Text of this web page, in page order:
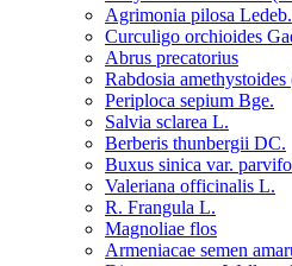
Agrimonia pilosa Ledeb.
Curculigo orchioides
Abrus precatorius
Rabdosia
Periploca sepium Bge.
Salvia sclarea L.
Berberis thunbergii DC.
Buxus sinica var.
Valeriana officinalis L.
R. Frangula L.
Magnoliae flos
Armeniacae semen